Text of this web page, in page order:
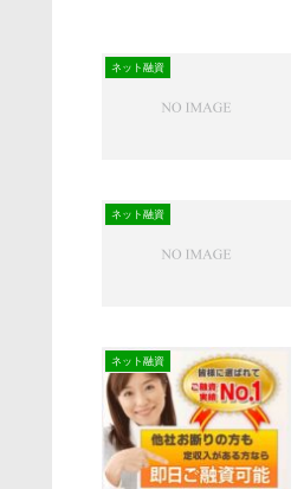
ネット融資
ネット融資
ネット融資